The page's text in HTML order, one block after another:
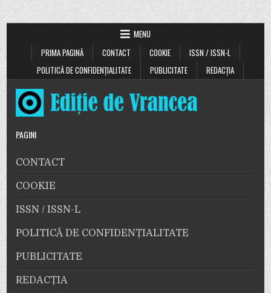
MENU
PRIMA PAGINĂ
CONTACT COOKIE
ISSN / ISSN-L
POLITICĂ DE CONFIDENȚIALITATE
PUBLICITATE REDACȚIA
PAGINI
CONTACT
COOKIE
ISSN / ISSN-L
POLITICĂ DE CONFIDENȚIALITATE
PUBLICITATE
REDACȚIA